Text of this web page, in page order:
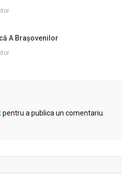
A Brașovenilor
pentru a publica un comentariu.